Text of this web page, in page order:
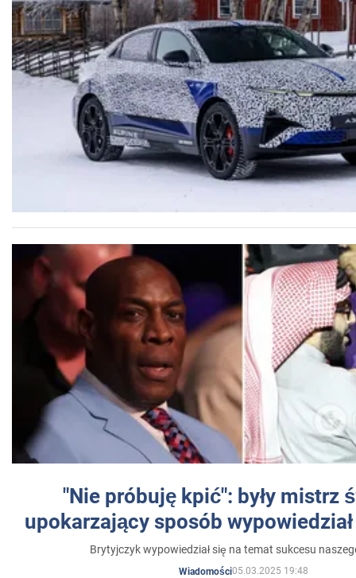
"Nie próbuję kpić": były mistrz
upokarzający sposób
Brytyjczyk wypowiedział się na temat sukcesu
Wiadomości05.03.2025 19:48